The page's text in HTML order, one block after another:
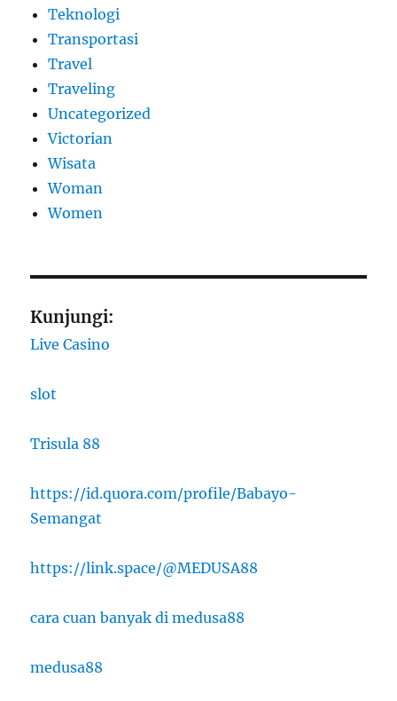
Teknologi
Transportasi
Travel
Traveling
Uncategorized
Victorian
Wisata
Woman
Women
Kunjungi:
Live Casino
slot
Trisula 88
https://id.quora.com/profile/Babayo-
Semangat
https://link.space/@MEDUSA88
cara cuan banyak di medusa88
medusa88